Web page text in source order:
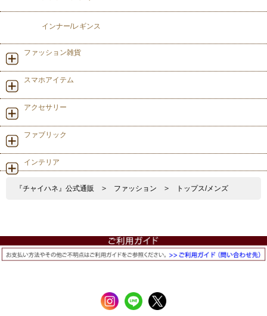
インナー/レギンス
ファッション雑貨
スマホアイテム
アクセサリー
ファブリック
インテリア
『チャイハネ』公式通販 > ファッション > トップス/メンズ